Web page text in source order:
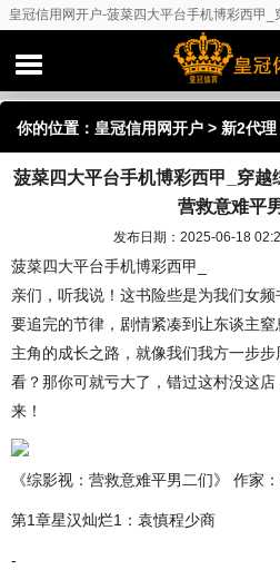
皇冠信用网开户-菠菜四大平台手机博彩西甲
你的位置： 皇冠信用网开户 > 新2代理
_穿越综影视全国，女主狂开后宫营救
菠菜四大平台手机博彩西甲_穿越
营救意难平
发布日期：2025-06-18
菠菜四大平台手机博彩西甲_
亲们，听我说！这书险些是为我们女
要追完的节律，剧情紧凑到让东谈主窒
主角的成长之路，就像我们我方一步
看？那你可就亏大了，错过这村没这
来！
《综影视：营救意难平男二们》 作家
第1章星汉灿烂1：袁慎程少商
-